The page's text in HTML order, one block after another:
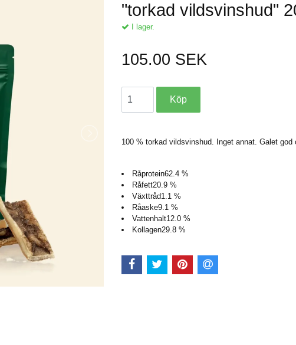
"torkad vildsvinshud"
I lager.
105.00 SEK
100 % torkad vildsvinshud. Inget annat. Galet
Råprotein62.4 %
Råfett20.9 %
Växttråd1.1 %
Råaske9.1 %
Vattenhalt12.0 %
Kollagen29.8 %